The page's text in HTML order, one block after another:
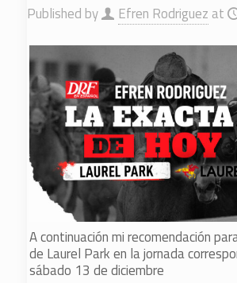
Published by Efren Rodriguez at
A continuación mi recomendación
de Laurel Park en la jornada
sábado 13 de diciembre